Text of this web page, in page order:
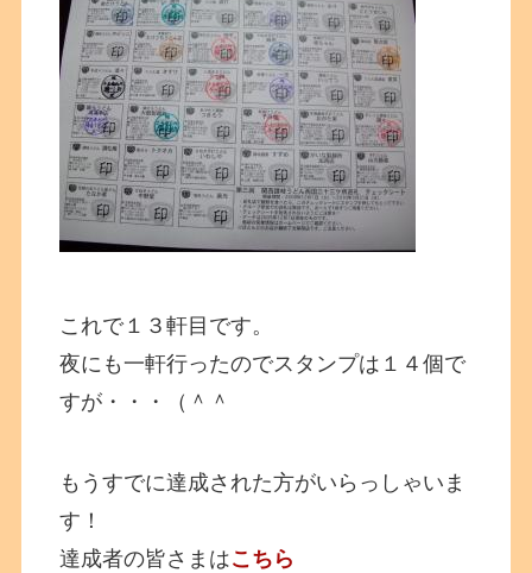
これで１３軒目です。
夜にも一軒行ったのでスタンプは１４個で
すが・・・（＾＾
もうすでに達成された方がいらっしゃいま
す！
達成者の皆さまはこちら